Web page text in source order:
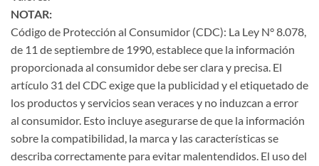
NOTAR:
Código de Protección al Consumidor (CDC): La Ley N° 8.078,
de 11 de septiembre de 1990, establece que la información
proporcionada al consumidor debe ser clara y precisa. El
artículo 31 del CDC exige que la publicidad y el etiquetado de
los productos y servicios sean veraces y no induzcan a error
al consumidor. Esto incluye asegurarse de que la información
sobre la compatibilidad, la marca y las características se
describa correctamente para evitar malentendidos. El uso del